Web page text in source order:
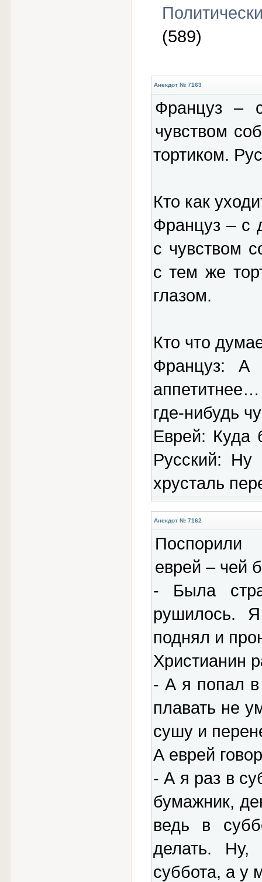
(589)
Анекдот № 7163
Француз –
чувством
тортиком.
Кто как
Француз – с
с чувством
с тем же
глазом.
Кто что
Француз: А
где-нибудь
Еврей: Куда
Русский:
хрусталь
Анекдот № 7162
Поспорили
еврей – чей
- Была
рушилось.
поднял и
Христианин
- А я попал в
плавать не
сушу и
А еврей
- А я раз в
бумажник,
ведь в
делать.
суббота, а у